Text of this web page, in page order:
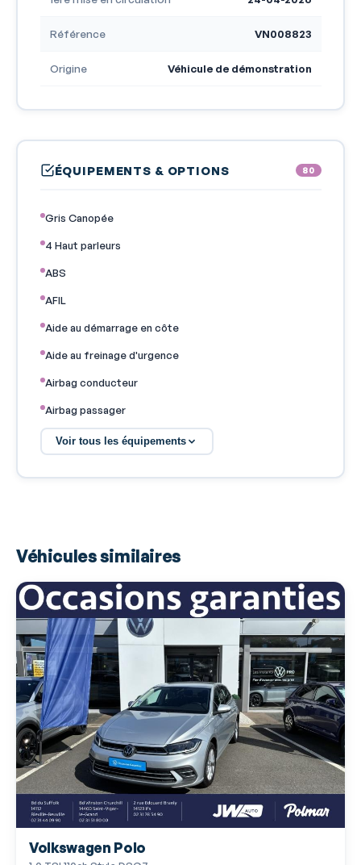
Référence VN008823
Origine Véhicule de démonstration
ÉQUIPEMENTS & OPTIONS 80
Gris Canopée
4 Haut parleurs
ABS
AFIL
Aide au démarrage en côte
Aide au freinage d'urgence
Airbag conducteur
Airbag passager
Airbag passager déconnectable
Antidémarrage électronique
Assistance de maintien de trajectoire
Bacs de portes arrière
Bacs de portes avant
Banquette AR rabattable
Banquette arrière monobloc
Bleu Caraïbes
Boite à gants fermée
Borne Wi-Fi
Boucliers AV et AR couleur caisse
Caméra de recul
Voir tous les équipements
Véhicules similaires
Volkswagen Polo